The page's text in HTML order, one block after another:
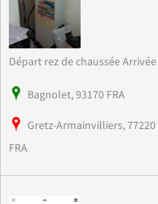
Départ rez de chaussée
Bagnolet, 93170 FRA
Gretz-Armainvilliers, 77220
FRA